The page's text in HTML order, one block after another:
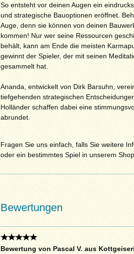
So entsteht vor deinen Augen ein
und strategische Bauoptionen eröffnet.
Auge, denn sie können von deinen
kommen! Nur wer seine Ressourcen
behält, kann am Ende die meisten
gewinnt der Spieler, der mit seinen
gesammelt hat.
Ananda, entwickelt von Dirk Barsuhn,
tiefgehenden strategischen
Holländer schaffen dabei eine
abrundet.
Fragen Sie uns einfach, falls Sie weitere
oder ein bestimmtes Spiel in unserem
Bewertungen
Bewertung von Pascal V. aus